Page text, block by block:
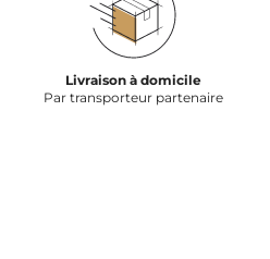
Livraison à domicile
Par transporteur partenaire